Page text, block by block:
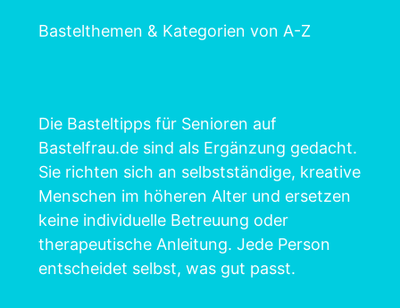
Bastelthemen & Kategorien von A-Z
Die Basteltipps für Senioren auf
Bastelfrau.de sind als Ergänzung gedacht.
Sie richten sich an selbstständige, kreative
Menschen im höheren Alter und ersetzen
keine individuelle Betreuung oder
therapeutische Anleitung. Jede Person
entscheidet selbst, was gut passt.